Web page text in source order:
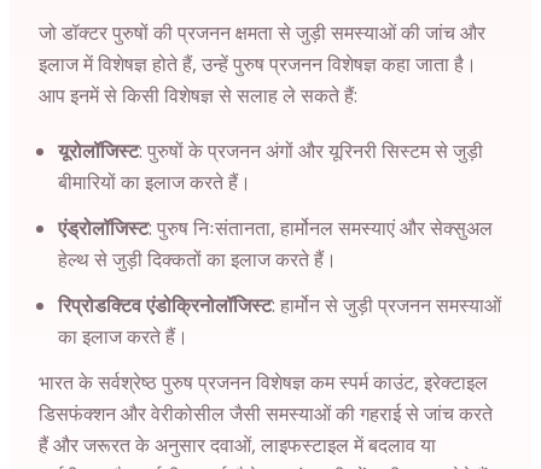
जो डॉक्टर पुरुषों की प्रजनन क्षमता से जुड़ी समस्याओं की जांच और
इलाज में विशेषज्ञ होते हैं, उन्हें पुरुष प्रजनन विशेषज्ञ कहा जाता है।
आप इनमें से किसी विशेषज्ञ से सलाह ले सकते हैं:
यूरोलॉजिस्ट: पुरुषों के प्रजनन अंगों और यूरिनरी सिस्टम से जुड़ी
बीमारियों का इलाज करते हैं।
एंड्रोलॉजिस्ट: पुरुष निःसंतानता, हार्मोनल समस्याएं और सेक्सुअल
हेल्थ से जुड़ी दिक्कतों का इलाज करते हैं।
रिप्रोडक्टिव एंडोक्रिनोलॉजिस्ट: हार्मोन से जुड़ी प्रजनन समस्याओं
का इलाज करते हैं।
भारत के सर्वश्रेष्ठ पुरुष प्रजनन विशेषज्ञ कम स्पर्म काउंट, इरेक्टाइल
डिसफंक्शन और वेरीकोसील जैसी समस्याओं की गहराई से जांच करते
हैं और जरूरत के अनुसार दवाओं, लाइफस्टाइल में बदलाव या